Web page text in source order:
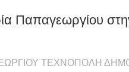
Παπαγεωργίου
ΤΕΧΝΟΠΟΛΗ